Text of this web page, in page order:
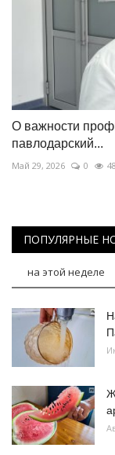
О важности
павлодарский...
Май 29, 2026 0
ПОПУЛЯРНЫЕ
на этой неделе